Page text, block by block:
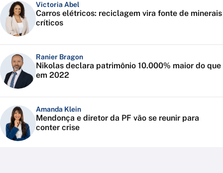
Victoria Abel
Carros elétricos: reciclagem vira fonte de minerais
críticos
Ranier Bragon
Nikolas declara patrimônio 10.000% maior do que
em 2022
Amanda Klein
Mendonça e diretor da PF vão se reunir para
conter crise